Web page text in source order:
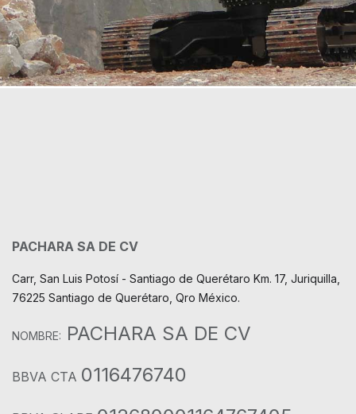
PACHARA SA DE CV
Carr, San Luis Potosí - Santiago de Querétaro Km. 17, Juriquilla,
76225 Santiago de Querétaro, Qro México.
NOMBRE: PACHARA SA DE CV
BBVA CTA 0116476740